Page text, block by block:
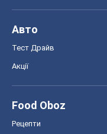
Авто
Тест Драйв
Акції
Food Oboz
Рецепти